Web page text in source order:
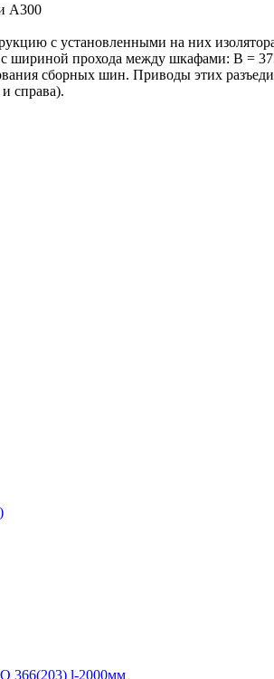
А300
с установленными на них
шириной прохода между шкафами: В =
сборных шин. Приводы этих
справа).